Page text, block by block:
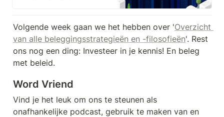
Volgende week gaan we het hebben over 'Overzicht
van alle beleggingsstrategieën en -filosofieën'. Rest
ons nog een ding: Investeer in je kennis! En beleg
met beleid.
Word Vriend
Vind je het leuk om ons te steunen als
onafhankelijke podcast, gebruik te maken van en